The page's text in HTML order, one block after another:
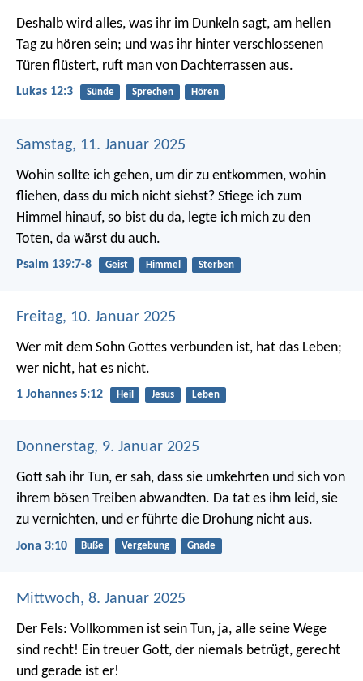
Deshalb wird alles, was ihr im Dunkeln sagt, am hellen
Tag zu hören sein; und was ihr hinter verschlossenen
Türen flüstert, ruft man von Dachterrassen aus.
Lukas 12:3 Sünde Sprechen Hören
Samstag, 11. Januar 2025
Wohin sollte ich gehen, um dir zu entkommen, wohin
fliehen, dass du mich nicht siehst? Stiege ich zum
Himmel hinauf, so bist du da, legte ich mich zu den
Toten, da wärst du auch.
Psalm 139:7-8 Geist Himmel Sterben
Freitag, 10. Januar 2025
Wer mit dem Sohn Gottes verbunden ist, hat das Leben;
wer nicht, hat es nicht.
1 Johannes 5:12 Heil Jesus Leben
Donnerstag, 9. Januar 2025
Gott sah ihr Tun, er sah, dass sie umkehrten und sich von
ihrem bösen Treiben abwandten. Da tat es ihm leid, sie
zu vernichten, und er führte die Drohung nicht aus.
Jona 3:10 Buße Vergebung Gnade
Mittwoch, 8. Januar 2025
Der Fels: Vollkommen ist sein Tun, ja, alle seine Wege
sind recht! Ein treuer Gott, der niemals betrügt, gerecht
und gerade ist er!